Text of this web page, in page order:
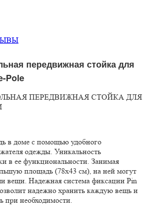
передвижная стойка для
Pole
ПЕРЕДВИЖНАЯ СТОЙКА ДЛЯ
в доме с помощью удобного
одежды. Уникальность
в ее функциональности. Занимая
площадь (78х43 см), на ней могут
вещи. Надежная система фиксации Pin
надежно хранить каждую вещь и
при необходимости.